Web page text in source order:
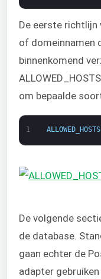
De eerste richtlijn
of domeinnamen
binnenkomend
om bepaalde
1 ALLOWED_HOSTS
De volgende
de database.
gaan echter de
adapter